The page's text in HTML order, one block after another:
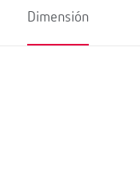
Dimensión